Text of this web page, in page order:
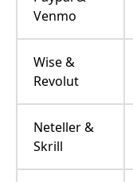
Venmo
Wise &
Revolut
Neteller &
Skrill